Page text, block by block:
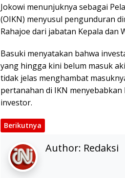
Jokowi menunjuknya sebagai
(OIKN) menyusul pengunduran
Rahajoe dari jabatan Kepala dan
Basuki menyatakan bahwa
yang hingga kini belum masuk
tidak jelas menghambat
pertanahan di IKN
investor.
Berikutnya
Author: Redaksi